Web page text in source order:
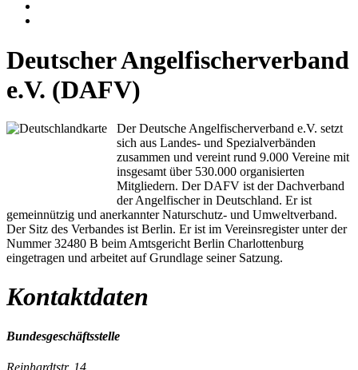
Deutscher Angelfischerverband
e.V. (DAFV)
Der Deutsche Angelfischerverband e.V. setzt
sich aus Landes- und Spezialverbänden
zusammen und vereint rund 9.000 Vereine mit
insgesamt über 530.000 organisierten
Mitgliedern. Der DAFV ist der Dachverband
der Angelfischer in Deutschland. Er ist
gemeinnützig und anerkannter Naturschutz- und Umweltverband.
Der Sitz des Verbandes ist Berlin. Er ist im Vereinsregister unter der
Nummer 32480 B beim Amtsgericht Berlin Charlottenburg
eingetragen und arbeitet auf Grundlage seiner Satzung.
Kontaktdaten
Bundesgeschäftsstelle
Reinhardtstr. 14